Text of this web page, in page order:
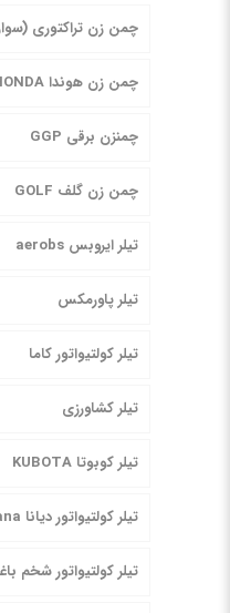
چمن زن تراکتوری
چمن زن هوندا HONDA
چمنزن برقی GGP
چمن زن گلف GOLF
تیلر ایروبس aerobs
تیلر پاورمکس
تیلر کولتیواتور کاما
تیلر کشاورزی
تیلر کوبوتا KUBOTA
تیلر کولتیواتور دیانا Diana
تیلر کولتیواتور شخم